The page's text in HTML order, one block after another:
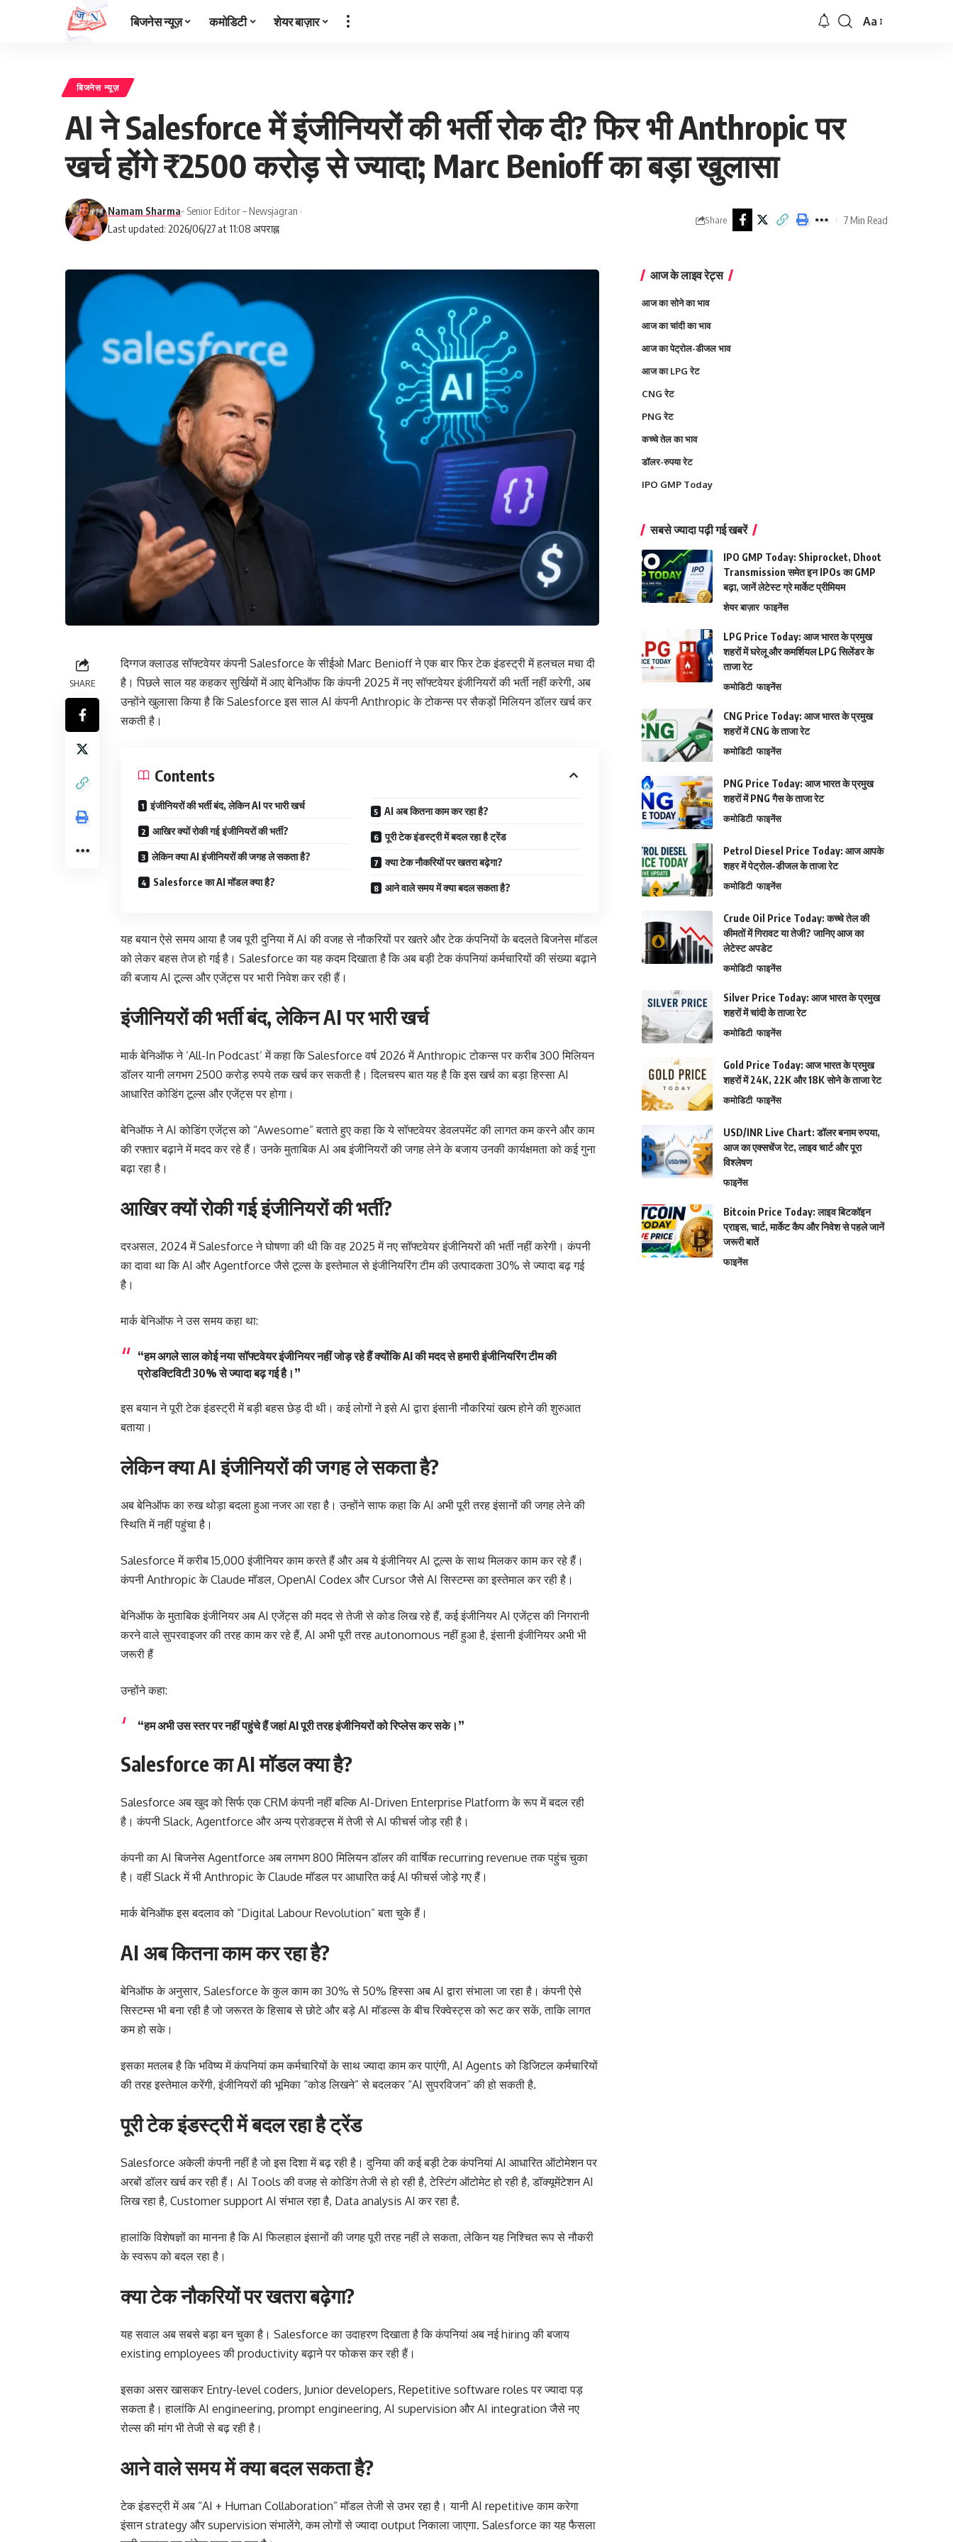
बिजनेस न्यूज़ कमोडिटी शेयर बाज़ार
Font
Aa
बिजनेस न्यूज़
AI ने Salesforce में इंजीनियरों की भर्ती रोक दी? फिर भी Anthropic पर
खर्च होंगे ₹2500 करोड़ से ज्यादा; Marc Benioff का बड़ा खुलासा
Last updated: 2026/06/27 at 11:08 अपराह्न
Namam Sharma- Senior Editor – Newsjagran
Share 7 Min Read
SHARE
दिग्गज क्लाउड सॉफ्टवेयर कंपनी Salesforce के सीईओ Marc Benioff ने एक बार फिर टेक इंडस्ट्री में हलचल मचा दी
है। पिछले साल यह कहकर सुर्खियों में आए बेनिऑफ कि कंपनी 2025 में नए सॉफ्टवेयर इंजीनियरों की भर्ती नहीं करेगी, अब
उन्होंने खुलासा किया है कि Salesforce इस साल AI कंपनी Anthropic के टोकन्स पर सैकड़ों मिलियन डॉलर खर्च कर
सकती है।
Contents
इंजीनियरों की भर्ती बंद, लेकिन AI पर भारी खर्च
आखिर क्यों रोकी गई इंजीनियरों की भर्ती?
लेकिन क्या AI इंजीनियरों की जगह ले सकता है?
Salesforce का AI मॉडल क्या है?
AI अब कितना काम कर रहा है?
पूरी टेक इंडस्ट्री में बदल रहा है ट्रेंड
क्या टेक नौकरियों पर खतरा बढ़ेगा?
आने वाले समय में क्या बदल सकता है?
यह बयान ऐसे समय आया है जब पूरी दुनिया में AI की वजह से नौकरियों पर खतरे और टेक कंपनियों के बदलते बिजनेस मॉडल
को लेकर बहस तेज हो गई है। Salesforce का यह कदम दिखाता है कि अब बड़ी टेक कंपनियां कर्मचारियों की संख्या बढ़ाने
की बजाय AI टूल्स और एजेंट्स पर भारी निवेश कर रही हैं।
इंजीनियरों की भर्ती बंद, लेकिन AI पर भारी खर्च
मार्क बेनिऑफ ने ‘All-In Podcast’ में कहा कि Salesforce वर्ष 2026 में Anthropic टोकन्स पर करीब 300 मिलियन
डॉलर यानी लगभग 2500 करोड़ रुपये तक खर्च कर सकती है। दिलचस्प बात यह है कि इस खर्च का बड़ा हिस्सा AI
आधारित कोडिंग टूल्स और एजेंट्स पर होगा।
बेनिऑफ ने AI कोडिंग एजेंट्स को “Awesome” बताते हुए कहा कि ये सॉफ्टवेयर डेवलपमेंट की लागत कम करने और काम
की रफ्तार बढ़ाने में मदद कर रहे हैं। उनके मुताबिक AI अब इंजीनियरों की जगह लेने के बजाय उनकी कार्यक्षमता को कई गुना
बढ़ा रहा है।
आखिर क्यों रोकी गई इंजीनियरों की भर्ती?
दरअसल, 2024 में Salesforce ने घोषणा की थी कि वह 2025 में नए सॉफ्टवेयर इंजीनियरों की भर्ती नहीं करेगी। कंपनी
का दावा था कि AI और Agentforce जैसे टूल्स के इस्तेमाल से इंजीनियरिंग टीम की उत्पादकता 30% से ज्यादा बढ़ गई
है।
मार्क बेनिऑफ ने उस समय कहा था:
“हम अगले साल कोई नया सॉफ्टवेयर इंजीनियर नहीं जोड़ रहे हैं क्योंकि AI की मदद से हमारी इंजीनियरिंग टीम की
प्रोडक्टिविटी 30% से ज्यादा बढ़ गई है।”
इस बयान ने पूरी टेक इंडस्ट्री में बड़ी बहस छेड़ दी थी। कई लोगों ने इसे AI द्वारा इंसानी नौकरियां खत्म होने की शुरुआत
बताया।
लेकिन क्या AI इंजीनियरों की जगह ले सकता है?
अब बेनिऑफ का रुख थोड़ा बदला हुआ नजर आ रहा है। उन्होंने साफ कहा कि AI अभी पूरी तरह इंसानों की जगह लेने की
स्थिति में नहीं पहुंचा है।
Salesforce में करीब 15,000 इंजीनियर काम करते हैं और अब ये इंजीनियर AI टूल्स के साथ मिलकर काम कर रहे हैं।
कंपनी Anthropic के Claude मॉडल, OpenAI Codex और Cursor जैसे AI सिस्टम्स का इस्तेमाल कर रही है।
बेनिऑफ के मुताबिक इंजीनियर अब AI एजेंट्स की मदद से तेजी से कोड लिख रहे हैं, कई इंजीनियर AI एजेंट्स की निगरानी
करने वाले सुपरवाइजर की तरह काम कर रहे हैं, AI अभी पूरी तरह autonomous नहीं हुआ है, इंसानी इंजीनियर अभी भी
जरूरी हैं
उन्होंने कहा:
“हम अभी उस स्तर पर नहीं पहुंचे हैं जहां AI पूरी तरह इंजीनियरों को रिप्लेस कर सके।”
Salesforce का AI मॉडल क्या है?
Salesforce अब खुद को सिर्फ एक CRM कंपनी नहीं बल्कि AI-Driven Enterprise Platform के रूप में बदल रही
है। कंपनी Slack, Agentforce और अन्य प्रोडक्ट्स में तेजी से AI फीचर्स जोड़ रही है।
कंपनी का AI बिजनेस Agentforce अब लगभग 800 मिलियन डॉलर की वार्षिक recurring revenue तक पहुंच चुका
है। वहीं Slack में भी Anthropic के Claude मॉडल पर आधारित कई AI फीचर्स जोड़े गए हैं।
मार्क बेनिऑफ इस बदलाव को “Digital Labour Revolution” बता चुके हैं।
AI अब कितना काम कर रहा है?
बेनिऑफ के अनुसार, Salesforce के कुल काम का 30% से 50% हिस्सा अब AI द्वारा संभाला जा रहा है। कंपनी ऐसे
सिस्टम्स भी बना रही है जो जरूरत के हिसाब से छोटे और बड़े AI मॉडल्स के बीच रिक्वेस्ट्स को रूट कर सकें, ताकि लागत
कम हो सके।
इसका मतलब है कि भविष्य में कंपनियां कम कर्मचारियों के साथ ज्यादा काम कर पाएंगी, AI Agents को डिजिटल कर्मचारियों
की तरह इस्तेमाल करेंगी, इंजीनियरों की भूमिका “कोड लिखने” से बदलकर “AI सुपरविजन” की हो सकती है.
पूरी टेक इंडस्ट्री में बदल रहा है ट्रेंड
Salesforce अकेली कंपनी नहीं है जो इस दिशा में बढ़ रही है। दुनिया की कई बड़ी टेक कंपनियां AI आधारित ऑटोमेशन पर
अरबों डॉलर खर्च कर रही हैं। AI Tools की वजह से कोडिंग तेजी से हो रही है, टेस्टिंग ऑटोमेट हो रही है, डॉक्यूमेंटेशन AI
लिख रहा है, Customer support AI संभाल रहा है, Data analysis AI कर रहा है.
हालांकि विशेषज्ञों का मानना है कि AI फिलहाल इंसानों की जगह पूरी तरह नहीं ले सकता, लेकिन यह निश्चित रूप से नौकरी
के स्वरूप को बदल रहा है।
क्या टेक नौकरियों पर खतरा बढ़ेगा?
यह सवाल अब सबसे बड़ा बन चुका है। Salesforce का उदाहरण दिखाता है कि कंपनियां अब नई hiring की बजाय
existing employees की productivity बढ़ाने पर फोकस कर रही हैं।
इसका असर खासकर Entry-level coders, Junior developers, Repetitive software roles पर ज्यादा पड़
सकता है। हालांकि AI engineering, prompt engineering, AI supervision और AI integration जैसे नए
रोल्स की मांग भी तेजी से बढ़ रही है।
आने वाले समय में क्या बदल सकता है?
टेक इंडस्ट्री में अब “AI + Human Collaboration” मॉडल तेजी से उभर रहा है। यानी AI repetitive काम करेगा
इंसान strategy और supervision संभालेंगे, कम लोगों से ज्यादा output निकाला जाएगा. Salesforce का यह फैसला
आज के लाइव रेट्स
आज का सोने का भाव
आज का चांदी का भाव
आज का पेट्रोल-डीजल भाव
आज का LPG रेट
CNG रेट
PNG रेट
कच्चे तेल का भाव
डॉलर-रुपया रेट
IPO GMP Today
सबसे ज्यादा पढ़ी गई खबरें
IPO GMP Today: Shiprocket, Dhoot
Transmission समेत इन IPOs का GMP
बढ़ा, जानें लेटेस्ट ग्रे मार्केट प्रीमियम
शेयर बाज़ार फाइनेंस
LPG Price Today: आज भारत के प्रमुख
शहरों में घरेलू और कमर्शियल LPG सिलेंडर के
ताजा रेट
कमोडिटी फाइनेंस
CNG Price Today: आज भारत के प्रमुख
शहरों में CNG के ताजा रेट
कमोडिटी फाइनेंस
PNG Price Today: आज भारत के प्रमुख
शहरों में PNG गैस के ताजा रेट
कमोडिटी फाइनेंस
Petrol Diesel Price Today: आज आपके
शहर में पेट्रोल-डीजल के ताजा रेट
कमोडिटी फाइनेंस
Crude Oil Price Today: कच्चे तेल की
कीमतों में गिरावट या तेजी? जानिए आज का
लेटेस्ट अपडेट
कमोडिटी फाइनेंस
Silver Price Today: आज भारत के प्रमुख
शहरों में चांदी के ताजा रेट
कमोडिटी फाइनेंस
Gold Price Today: आज भारत के प्रमुख
शहरों में 24K, 22K और 18K सोने के ताजा रेट
कमोडिटी फाइनेंस
USD/INR Live Chart: डॉलर बनाम रुपया,
आज का एक्सचेंज रेट, लाइव चार्ट और पूरा
विश्लेषण
फाइनेंस
Bitcoin Price Today: लाइव बिटकॉइन
प्राइस, चार्ट, मार्केट कैप और निवेश से पहले जानें
जरूरी बातें
फाइनेंस